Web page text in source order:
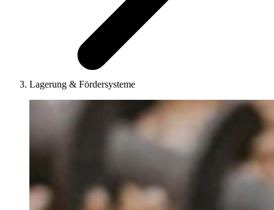
Lagerung & Fördersysteme